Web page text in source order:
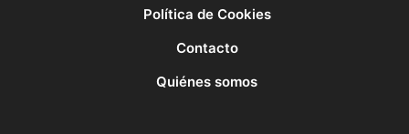
Política de Cookies
Contacto
Quiénes somos